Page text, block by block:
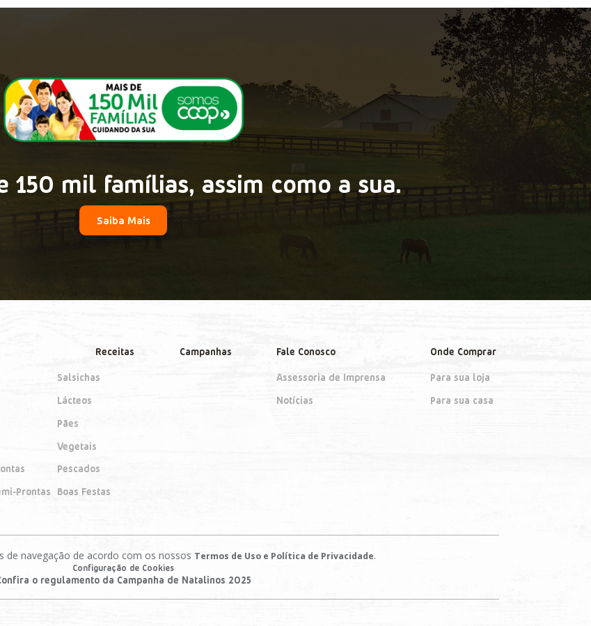
150 mil famílias, assim como a sua.
Saiba Mais
Prontas
Salsichas
Lácteos
Pães
Vegetais
Pescados
Boas Festas
Receitas Campanhas Fale Conosco
Assessoria de Imprensa
Notícias
Onde Comprar
Para sua loja
Para sua casa
de navegação de acordo com os nossos Termos de Uso e Política de Privacidade.
Configuração de Cookies
o regulamento da Campanha de Natalinos 2025